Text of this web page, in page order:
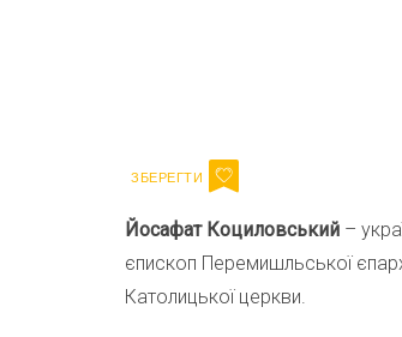
Йосафат Коциловський –
єпископ Перемишльської
Католицької церкви.